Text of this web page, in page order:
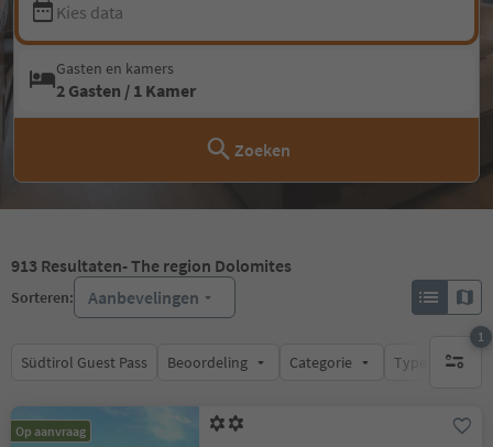
Kies data
Gasten en kamers
2 Gasten / 1 Kamer
Zoeken
913 Resultaten- The region Dolomites
Sorteren: Aanbevelingen
Südtirol Guest Pass Beoordeling Categorie Type catering
1
1
Op aanvraag